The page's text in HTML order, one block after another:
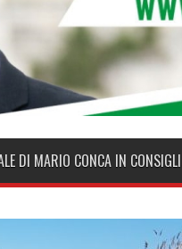
DI MARIO CONCA IN